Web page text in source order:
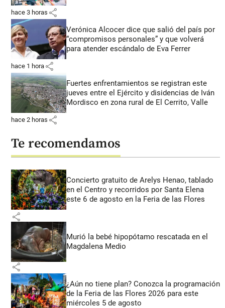
hace 3 horas share
Verónica Alcocer dice que salió del país por
“compromisos personales” y que volverá
para atender escándalo de Eva Ferrer
hace 1 hora share
Fuertes enfrentamientos se registran este
jueves entre el Ejército y disidencias de Iván
Mordisco en zona rural de El Cerrito, Valle
hace 2 horas share
Te recomendamos
Concierto gratuito de Arelys Henao, tablado
en el Centro y recorridos por Santa Elena
este 6 de agosto en la Feria de las Flores
share
Murió la bebé hipopótamo rescatada en el
Magdalena Medio
share
¿Aún no tiene plan? Conozca la programación
de la Feria de las Flores 2026 para este
miércoles 5 de agosto